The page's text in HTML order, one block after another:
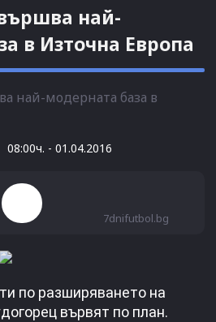
най-
в Източна Европа
08:00ч. - 01.04.2016
7dnifutbol.bg
по разширяването на
вървят по план.